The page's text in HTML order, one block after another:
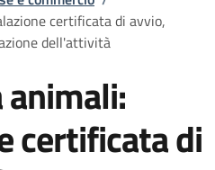
certificata di avvio,
dell'attività
certificata di